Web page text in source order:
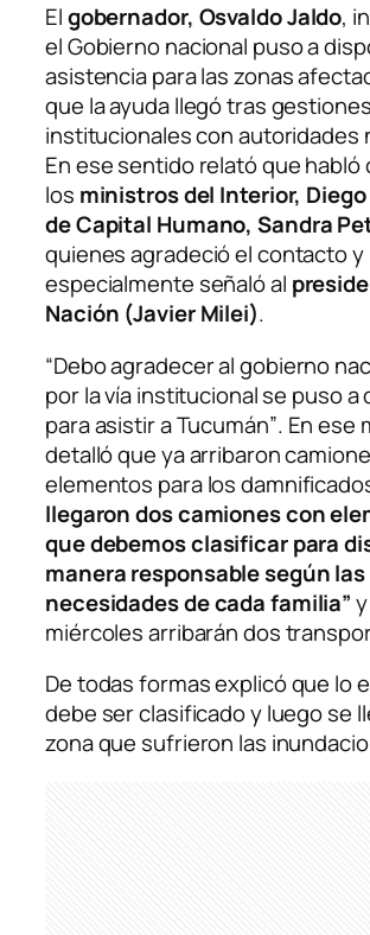
Elgobernador, Osvaldo Jaldo,
el Gobierno nacional puso a
asistencia para las zonas
que la ayuda llegó tras gestiones
institucionales con autoridades
En ese sentido relató que habló
los ministros del Interior,
de Capital Humano, Sandra
quienes agradeció el contacto y
especialmente señaló al
Nación (Javier Milei).
“Debo agradecer al gobierno
por la vía institucional se puso a
para asistir a Tucumán”. En ese
detalló que ya arribaron
elementos para los
llegaron dos camiones con
que debemos clasificar para
manera responsable según las
necesidades de cada familia”
miércoles arribarán dos
De todas formas explicó que lo
debe ser clasificado y luego se
zona que sufrieron las